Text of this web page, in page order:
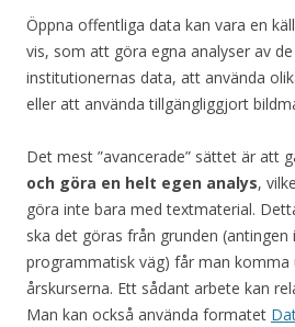
Öppna offentliga data kan vara en
vis, som att göra egna analyser av
institutionernas data, att använda
eller att använda tillgängliggjort
Det mest ”avancerade” sättet är att
och göra en helt egen analys,
göra inte bara med textmaterial.
ska det göras från grunden (antingen
programmatisk väg) får man komma
årskurserna. Ett sådant arbete kan
Man kan också använda formatet